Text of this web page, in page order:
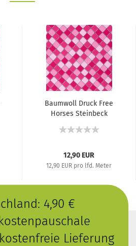
Baumwoll Druck Free
Horses Steinbeck
12,90 EUR
12,90 EUR pro lfd. Meter
4,90 €
Lieferung